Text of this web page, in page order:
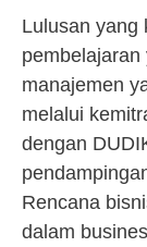
Lulusan yang
manajemen
melalui
dengan
Rencana
dalam